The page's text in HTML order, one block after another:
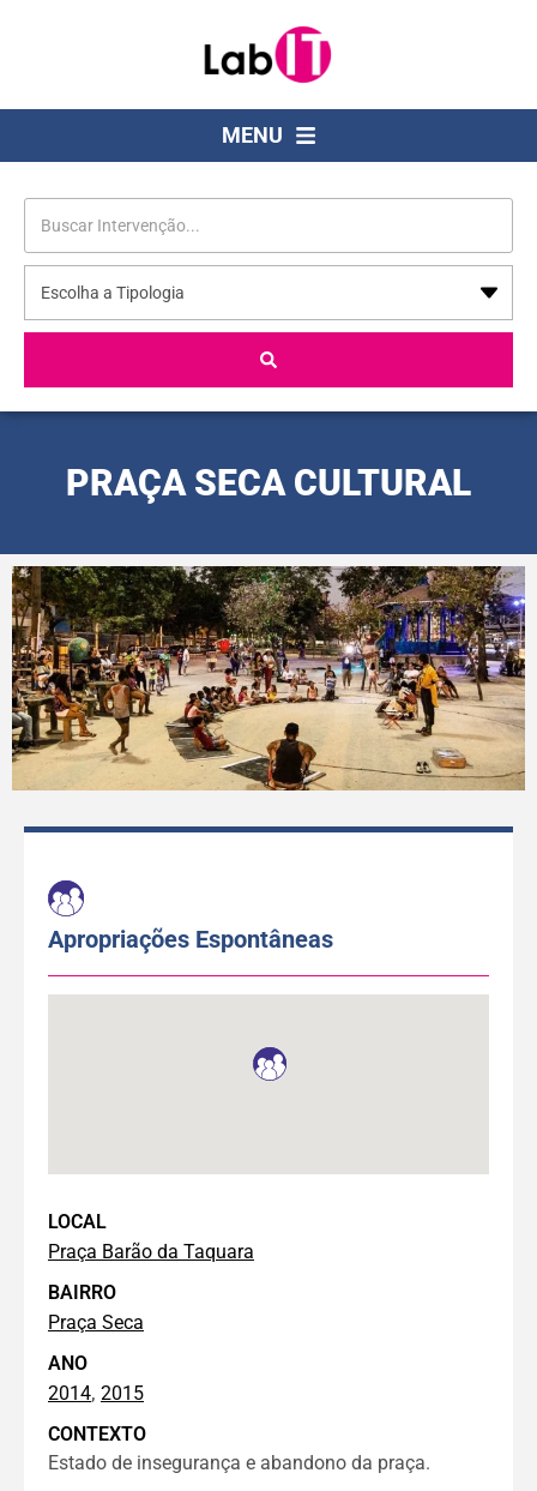
MENU
PRAÇA SECA CULTURAL
Apropriações Espontâneas
LOCAL
Praça Barão da Taquara
BAIRRO
Praça Seca
ANO
2014, 2015
CONTEXTO
Estado de insegurança e abandono da praça.